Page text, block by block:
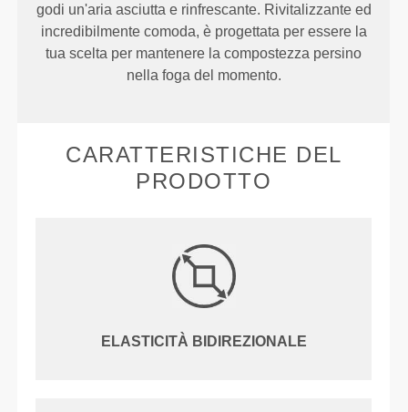
godi un'aria asciutta e rinfrescante. Rivitalizzante ed
incredibilmente comoda, è progettata per essere la
tua scelta per mantenere la compostezza persino
nella foga del momento.
CARATTERISTICHE DEL
PRODOTTO
ELASTICITÀ BIDIREZIONALE